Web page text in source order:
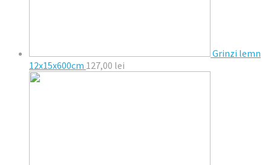
Grinzi lemn
12x15x600cm 127,00 lei